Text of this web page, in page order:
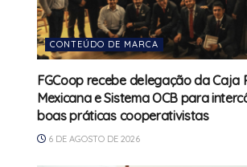
CONTEÚDO DE MARCA
FGCoop recebe delegação da Caja
Mexicana e Sistema OCB para
boas práticas cooperativistas
6 DE AGOSTO DE 2026